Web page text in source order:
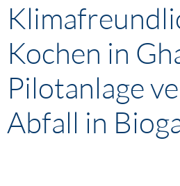
Kochen in
Pilotanlage
Abfall in